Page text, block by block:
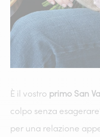
È il vostro primo San
colpo senza
per una relazione